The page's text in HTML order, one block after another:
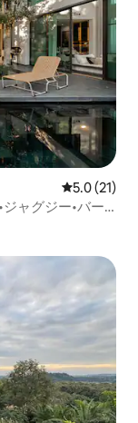
レビュー21
5.0 (21)
ャグジー•バー